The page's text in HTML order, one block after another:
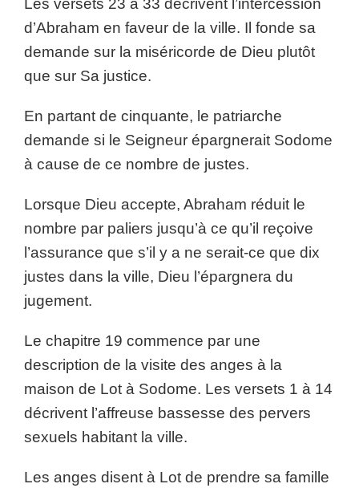
Les versets 23 à 33 décrivent l’intercession
d’Abraham en faveur de la ville. Il fonde sa
demande sur la miséricorde de Dieu plutôt
que sur Sa justice.
En partant de cinquante, le patriarche
demande si le Seigneur épargnerait Sodome
à cause de ce nombre de justes.
Lorsque Dieu accepte, Abraham réduit le
nombre par paliers jusqu’à ce qu’il reçoive
l’assurance que s’il y a ne serait-ce que dix
justes dans la ville, Dieu l’épargnera du
jugement.
Le chapitre 19 commence par une
description de la visite des anges à la
maison de Lot à Sodome. Les versets 1 à 14
décrivent l’affreuse bassesse des pervers
sexuels habitant la ville.
Les anges disent à Lot de prendre sa famille